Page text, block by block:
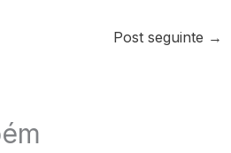
Post seguinte →